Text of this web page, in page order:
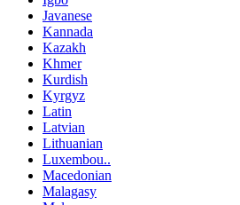
Javanese
Kannada
Kazakh
Khmer
Kurdish
Kyrgyz
Latin
Latvian
Lithuanian
Luxembou..
Macedonian
Malagasy